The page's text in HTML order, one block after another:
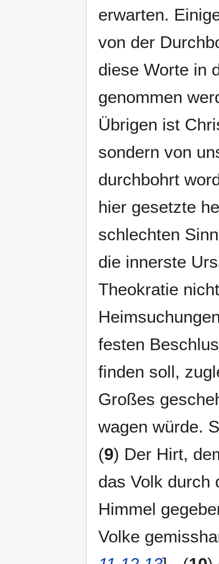
erwarten.
von der
diese Worte in
genommen
Übrigen ist
sondern von
durchbohrt
hier gesetzte
schlechten
die innerste
Theokratie
festen
finden soll,
Großes
wagen würde.
(9) Der Hirt,
das Volk durch
Himmel
Volke